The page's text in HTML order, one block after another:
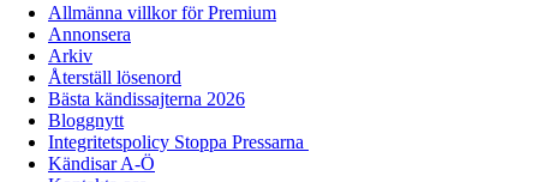
Allmänna villkor för Premium
Annonsera
Arkiv
Återställ lösenord
Bästa kändissajterna 2026
Bloggnytt
Integritetspolicy Stoppa Pressarna
Kändisar A-Ö